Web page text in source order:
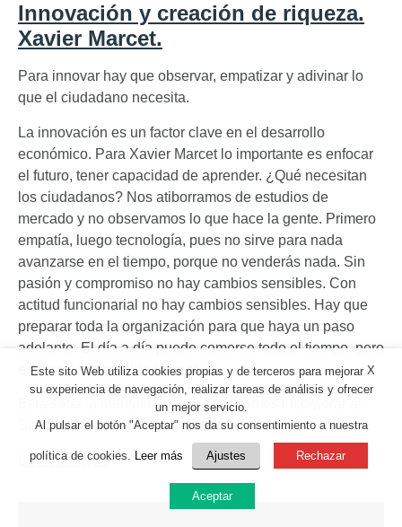
Innovación y creación de riqueza.
Xavier Marcet.
Para innovar hay que observar, empatizar y adivinar lo
que el ciudadano necesita.
La innovación es un factor clave en el desarrollo
económico. Para Xavier Marcet lo importante es enfocar
el futuro, tener capacidad de aprender. ¿Qué necesitan
los ciudadanos? Nos atiborramos de estudios de
mercado y no observamos lo que hace la gente. Primero
empatía, luego tecnología, pues no sirve para nada
avanzarse en el tiempo, porque no venderás nada. Sin
pasión y compromiso no hay cambios sensibles. Con
actitud funcionarial no hay cambios sensibles. Hay que
preparar toda la organización para que haya un paso
adelante. El día a día puede comerse todo el tiempo, pero
esto no es mentalidad directiva.
Esta sería la mentalidad que deberíamos incorporar al
Sistema Nacional de la Salud.
La Redacción.
X
Este sito Web utiliza cookies propias y de terceros para mejorar
su experiencia de navegación, realizar tareas de análisis y ofrecer
un mejor servicio.
Al pulsar el botón "Aceptar" nos da su consentimiento a nuestra
política de cookies. Leer más Ajustes Rechazar
Aceptar